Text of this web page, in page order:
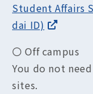
Student Affairs
dai ID)
〇 Off campus
You do not
sites.